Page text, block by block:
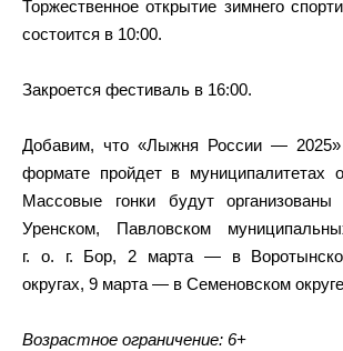
Торжественное открытие зимнего
состоится в 10:00.
Закроется фестиваль в 16:00.
Добавим, что «Лыжня России — 2025»
формате пройдет в муниципалитетах
Массовые гонки будут
Уренском, Павловском
г. о. г. Бор, 2 марта — в
округах, 9 марта — в Семеновском
Возрастное ограничение: 6+